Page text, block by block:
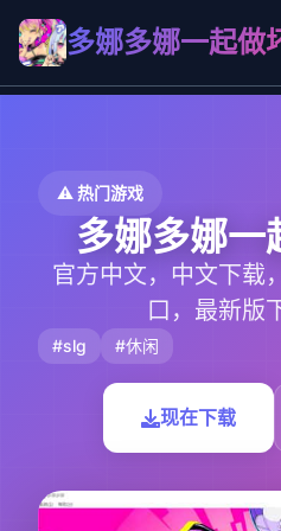
多娜多娜一起做
⚠️ 热门游戏
多娜多娜一
官方中文，中文下载
口，最新版
#slg #休闲
现在下载